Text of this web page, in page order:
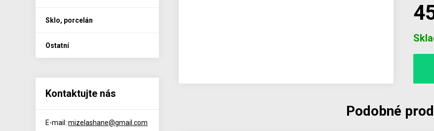
Podobné
Sklo, porcelán
Ostatní
Kontaktujte nás
E-mail: mizelashane@gmail.com